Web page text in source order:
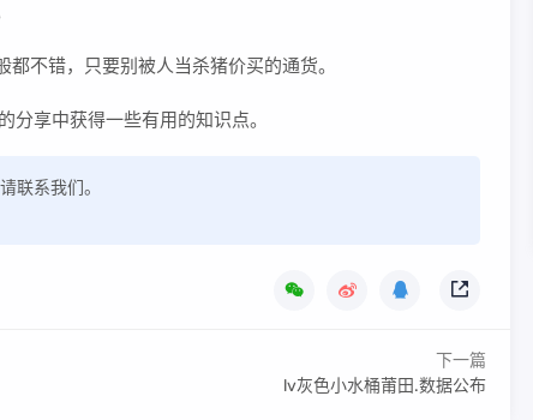
不错，只要别被人当杀猪价买的通货。
享中获得一些有用的知识点。
联系我们。
下一篇
lv灰色小水桶莆田.数据公布